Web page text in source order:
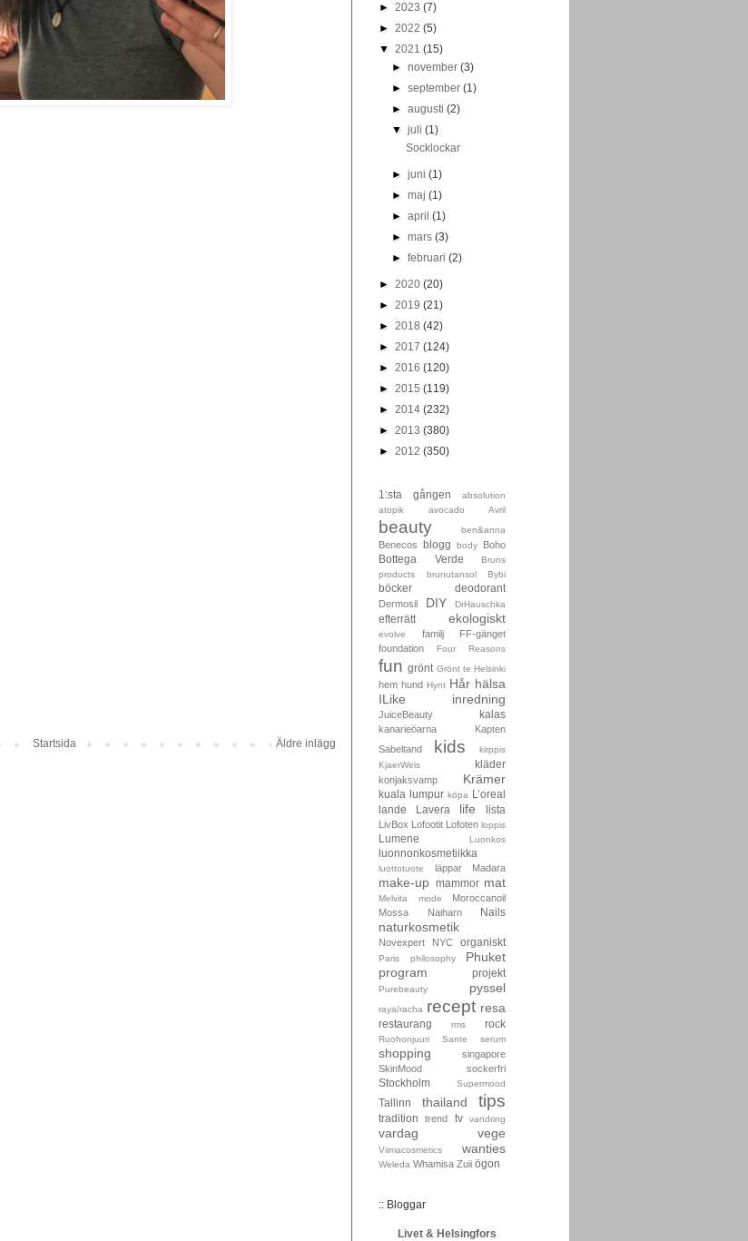
Äldre inlägg
Startsida
► 2023 (7)
► 2022 (5)
▼ 2021 (15)
►november(3)
►september(1)
►augusti(2)
▼juli(1)
Socklockar
►juni(1)
►maj(1)
►april(1)
►mars(3)
►februari(2)
► 2020 (20)
► 2019 (21)
► 2018 (42)
► 2017 (124)
► 2016 (120)
► 2015 (119)
► 2014 (232)
► 2013 (380)
► 2012 (350)
1:sta gången
absolution
atopik
avocado Avril
beauty ben&anna
Benecos blogg body Boho
Bottega Verde
Bruns
products
brunutansol Bybi
böcker deodorant
Dermosil DIY DrHauschka
efterrätt ekologiskt
evolve familj
FF-gänget
foundation
Four Reasons
fun grönt Grönt te Helsinki
hem hund Hynt Hår hälsa
ILike
inredning
JuiceBeauty kalas
kanarieöarna
Kapten
Sabeltand
kids
kirppis
KjaerWeis
kläder
konjaksvamp Krämer
kuala lumpur köpa
L’oreal
lande
Lavera life lista
LivBox Lofootit Lofoten loppis
Lumene Luonkos
luonnonkosmetiikka
luottotuote läppar Madara
make-up mammor mat
Melvita mode
Moroccanoil
Mossa
Naiharn Nails
naturkosmetik
Novexpert NYC organiskt
Paris philosophy
Phuket
program
projekt
Purebeauty pyssel
raya/racha recept resa
restaurang rms rock
Ruohonjuuri Sante serum
shopping
singapore
SkinMood
sockerfri
Stockholm Supermood
Tallinn thailand tips
tradition trend tv vandring
vardag vege
Viimacosmetics wanties
Weleda Whamisa Zuii ögon
:: Bloggar
Livet & Helsingfors